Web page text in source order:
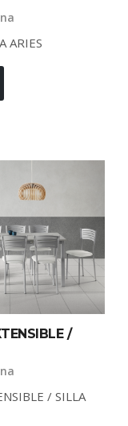
ARIES
/
/ SILLA